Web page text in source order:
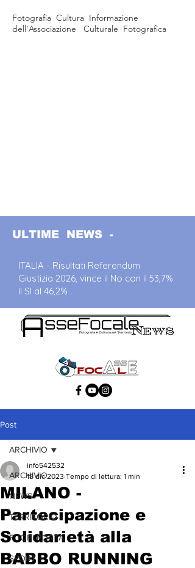
Fotografia Cultura Informazione
dell'Associazione Culturale Fotografica
ULTIME NEWS -
ITALIA - Risultati Referendum
Giustizia 2026, vince il No con il 53,7%
il SI al 46,2% .
Post
ARCHIVIO
NEWS
TERRITORIO
FUORI PORTA
SPORT
ARCHIVIO
MILANO -
Partecipazione e
Solidarietà alla
BABBO RUNNING
info542532
18 dic 2023 Tempo di lettura: 1 min